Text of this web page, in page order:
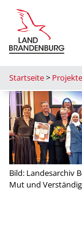
Startseite> Projekte
Bild: Landesarchiv
Mut und